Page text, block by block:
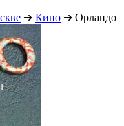
➔ Кино ➔ Орландо